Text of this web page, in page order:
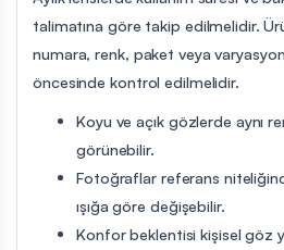
talimatına göre takip edilmelidir.
numara, renk, paket veya
öncesinde kontrol edilmelidir.
Koyu ve açık gözlerde aynı
görünebilir.
Fotoğraflar referans
ışığa göre değişebilir.
Konfor beklentisi kişisel göz